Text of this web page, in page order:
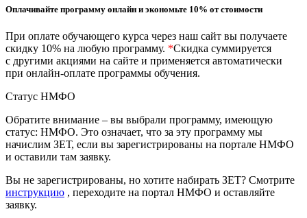
Техносферная безопасность и ОТ
природообустройство
Экологическая безопасность в
промышленности
Управление охраной труда.
Оплачивайте программу онлайн и экономьте 10% от стоимости
При оплате обучающего курса через наш сайт вы получаете
скидку 10% на любую программу. *Скидка суммируется
с другими акциями на сайте и применяется автоматически
при онлайн-оплате программы обучения.
Статус НМФО
Обратите внимание – вы выбрали программу, имеющую
статус: НМФО. Это означает, что за эту программу мы
начислим ЗЕТ, если вы зарегистрированы на портале НМФО
и оставили там заявку.
Вы не зарегистрированы, но хотите набирать ЗЕТ? Смотрите
инструкцию , переходите на портал НМФО и оставляйте
заявку.